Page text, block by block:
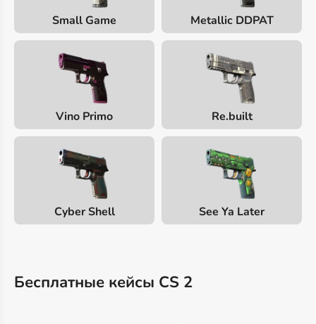
Small Game Metallic DDPAT
Vino Primo Re.built
Cyber Shell See Ya Later
Бесплатные кейсы CS 2